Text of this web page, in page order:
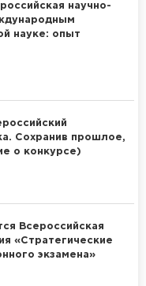
научно-
науке: опыт
Сохранив прошлое,
о конкурсе)
Всероссийская
«Стратегические
экзамена»